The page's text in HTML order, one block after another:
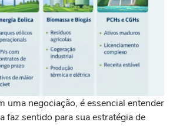
uma negociação, é essencial entender
faz sentido para sua estratégia de